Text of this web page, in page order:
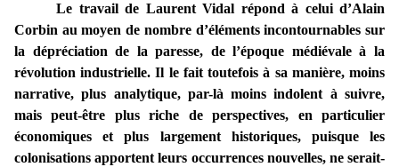
Le travail de Laurent Vidal répond à celui d’Alain
Corbin au moyen de nombre d’éléments incontournables sur
la dépréciation de la paresse, de l’époque médiévale à la
révolution industrielle. Il le fait toutefois à sa manière, moins
narrative, plus analytique, par-là moins indolent à suivre,
mais peut-être plus riche de perspectives, en particulier
économiques et plus largement historiques, puisque les
colonisations apportent leurs occurrences nouvelles, ne serait-